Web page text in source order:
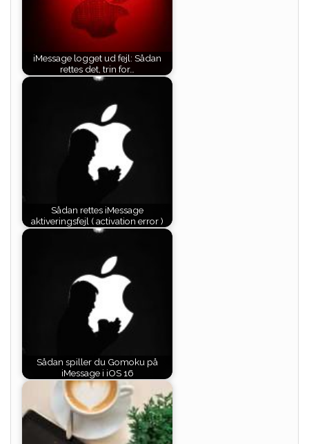
iMessage logget ud fejl: Sådan
rettes det, trin for…
Sådan rettes iMessage
aktiveringsfejl ( activation error )
Sådan spiller du Gomoku på
iMessage i iOS 16